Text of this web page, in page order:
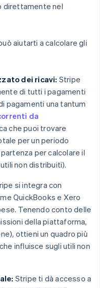
direttamente nel
aiutarti a calcolare gli
dei ricavi: Stripe
di tutti i pagamenti
pagamenti una tantum
da
che puoi trovare
per un periodo
per calcolare il
non distribuiti).
si integra con
QuickBooks e Xero
Tenendo conto delle
della piattaforma,
ottieni un quadro più
influisce sugli utili non
Stripe ti dà accesso a